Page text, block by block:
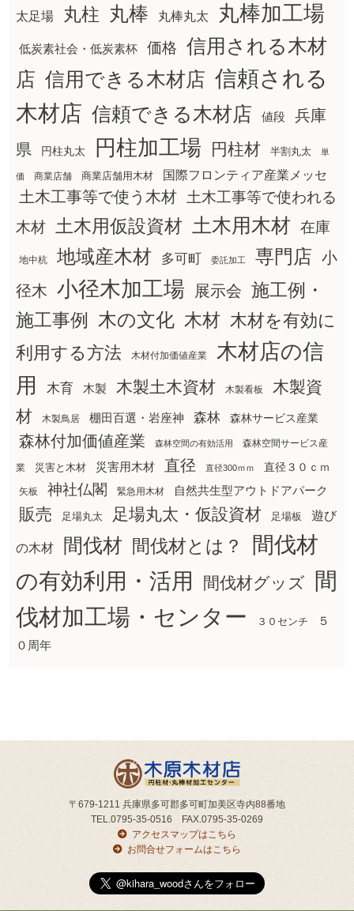
太足場 丸柱 丸棒 丸棒丸太 丸棒加工場
低炭素社会・低炭素杯 価格
信用される木材
店 信用できる木材店 信頼される
木材店 信頼できる木材店 値段
兵庫
県
円柱丸太 円柱加工場 円柱材 半割丸太 単
価 商業店舗 商業店舗用木材 国際フロンティア産業メッセ
土木工事等で使う木材
土木工事等で使われる
木材
土木用仮設資材 土木用木材 在庫
地中杭 地域産木材 多可町 委託加工 専門店 小
径木 小径木加工場 展示会 施工例・
施工事例
木の文化 木材 木材を有効に
利用する方法
木材付加価値産業
木材店の信
用
木育 木製 木製土木資材 木製看板
木製資
材
木製鳥居 棚田百選・岩座神 森林 森林サービス産業
森林付加価値産業 森林空間の有効活用 森林空間サービス産
業 災害と木材 災害用木材 直径 直径300ｍｍ 直径３０ｃｍ
矢板 神社仏閣 緊急用木材 自然共生型アウトドアパーク
販売 足場丸太 足場丸太・仮設資材 足場板 遊び
の木材 間伐材 間伐材とは？
間伐材
の有効利用・活用
間伐材グッズ
間
伐材加工場・センター
３０センチ
５
０周年
〒679-1211 兵庫県多可郡多可町加美区寺内88番地
TEL.0795-35-0516 FAX.0795-35-0269
アクセスマップはこちら
お問合せフォームはこちら